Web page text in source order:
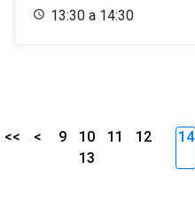
13:30 a 14:30
<< < 9 10 11
12
13
14